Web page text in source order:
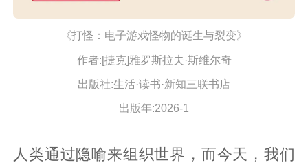
《打怪：电子游戏怪物的诞生与裂变》
作者:[捷克]雅罗斯拉夫·斯维尔奇
出版社:生活·读书·新知三联书店
出版年:2026-1
人类通过隐喻来组织世界，而今天，我们